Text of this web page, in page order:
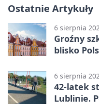
Ostatnie Artykuły
6 sierpnia
Groźny
blisko
6 sierpnia
42-latek
Lublinie.